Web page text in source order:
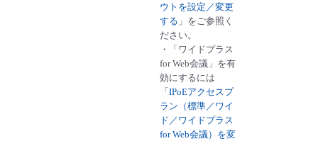
ウトを設定／変更
する 」をご参照く
ださい。
・「ワイドプラス
for Web会議」を有
効にするには
「 IPoEアクセスプ
ラン（標準／ワイ
ド／ワイドプラス
for Web会議）を変